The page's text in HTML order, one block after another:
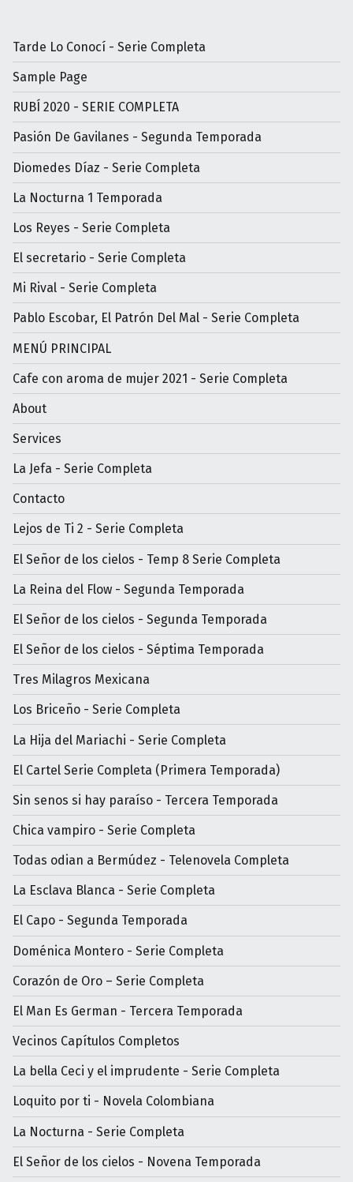
Tarde Lo Conocí - Serie Completa
Sample Page
RUBÍ 2020 - SERIE COMPLETA
Pasión De Gavilanes - Segunda Temporada
Diomedes Díaz - Serie Completa
La Nocturna 1 Temporada
Los Reyes - Serie Completa
El secretario - Serie Completa
Mi Rival - Serie Completa
Pablo Escobar, El Patrón Del Mal - Serie Completa
MENÚ PRINCIPAL
Cafe con aroma de mujer 2021 - Serie Completa
About
Services
La Jefa - Serie Completa
Contacto
Lejos de Ti 2 - Serie Completa
El Señor de los cielos - Temp 8 Serie Completa
La Reina del Flow - Segunda Temporada
El Señor de los cielos - Segunda Temporada
El Señor de los cielos - Séptima Temporada
Tres Milagros Mexicana
Los Briceño - Serie Completa
La Hija del Mariachi - Serie Completa
El Cartel Serie Completa (Primera Temporada)
Sin senos si hay paraíso - Tercera Temporada
Chica vampiro - Serie Completa
Todas odian a Bermúdez - Telenovela Completa
La Esclava Blanca - Serie Completa
El Capo - Segunda Temporada
Doménica Montero - Serie Completa
Corazón de Oro – Serie Completa
El Man Es German - Tercera Temporada
Vecinos Capítulos Completos
La bella Ceci y el imprudente - Serie Completa
Loquito por ti - Novela Colombiana
La Nocturna - Serie Completa
El Señor de los cielos - Novena Temporada